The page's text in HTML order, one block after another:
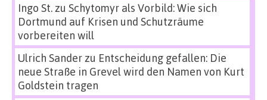
Ingo St.zu Schytomyr als Vorbild: Wie sich
Dortmund auf Krisen und Schutzräume
vorbereiten will
Ulrich Sanderzu Entscheidung gefallen: Die
neue Straße in Grevel wird den Namen von Kurt
Goldstein tragen